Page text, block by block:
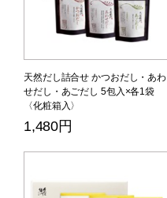
天然だし詰合せ かつおだし・あわ
せだし・あごだし 5包入×各1袋
〈化粧箱入〉
1,480円